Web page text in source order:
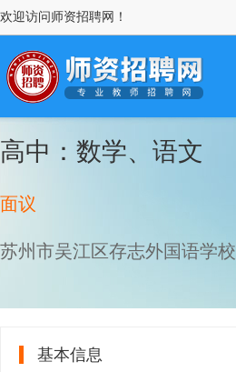
欢迎访问师资招聘网！
高中：数学、语文
面议
苏州市吴江区存志外国语学校
基本信息